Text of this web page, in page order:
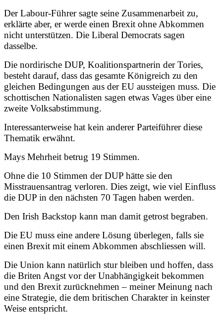
Der Labour-Führer sagte seine Zusammenarbeit zu,
erklärte aber, er werde einen Brexit ohne Abkommen
nicht unterstützen. Die Liberal Democrats sagen
dasselbe.
Die nordirische DUP, Koalitionspartnerin der Tories,
besteht darauf, dass das gesamte Königreich zu den
gleichen Bedingungen aus der EU aussteigen muss. Die
schottischen Nationalisten sagen etwas Vages über eine
zweite Volksabstimmung.
Interessanterweise hat kein anderer Parteiführer diese
Thematik erwähnt.
Mays Mehrheit betrug 19 Stimmen.
Ohne die 10 Stimmen der DUP hätte sie den
Misstrauensantrag verloren. Dies zeigt, wie viel Einfluss
die DUP in den nächsten 70 Tagen haben werden.
Den Irish Backstop kann man damit getrost begraben.
Die EU muss eine andere Lösung überlegen, falls sie
einen Brexit mit einem Abkommen abschliessen will.
Die Union kann natürlich stur bleiben und hoffen, dass
die Briten Angst vor der Unabhängigkeit bekommen
und den Brexit zurücknehmen – meiner Meinung nach
eine Strategie, die dem britischen Charakter in keinster
Weise entspricht.